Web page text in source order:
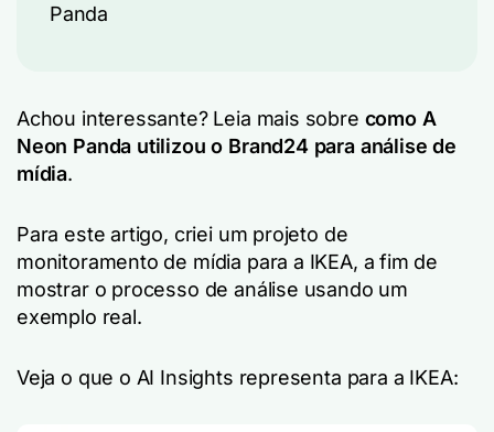
Panda
Achou interessante? Leia mais sobre comoA
Neon Panda utilizou o Brand24 para análise de
mídia.
Para este artigo, criei um projeto de
monitoramento de mídia para a IKEA, a fim de
mostrar o processo de análise usando um
exemplo real.
Veja o que o AI Insights representa para a IKEA: